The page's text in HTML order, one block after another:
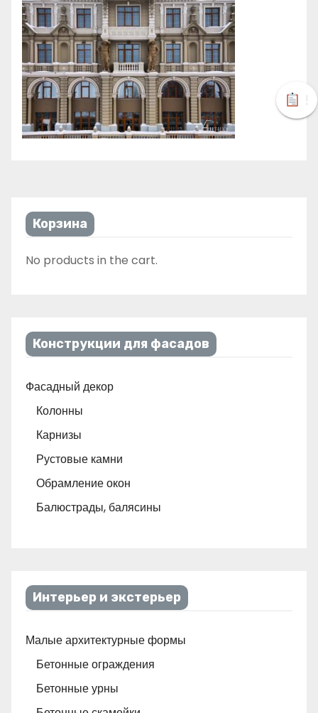
Корзина
No products in the cart.
Конструкции для фасадов
Фасадный декор
Колонны
Карнизы
Рустовые камни
Обрамление окон
Балюстрады, балясины
Интерьер и экстерьер
Малые архитектурные формы
Бетонные ограждения
Бетонные урны